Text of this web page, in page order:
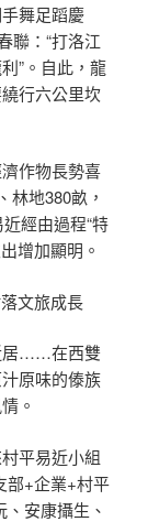
舞足蹈慶
聯：“打洛江
”。自此，龍
行六公里坎
作物長勢喜
林地380畝，
經由過程“特
增加顯明。
文旅成長
居……在西雙
原味的傣族
。
平易近小組
部+企業+村平
安康攝生、